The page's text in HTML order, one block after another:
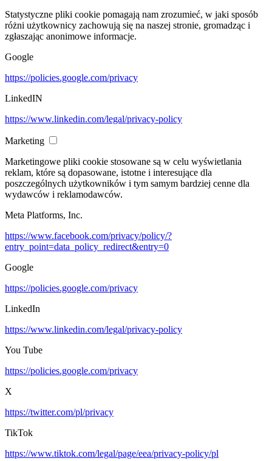
Statystyczne pliki cookie pomagają nam zrozumieć, w jaki sposób
różni użytkownicy zachowują się na naszej stronie, gromadząc i
zgłaszając anonimowe informacje.
Google
https://policies.google.com/privacy
LinkedIN
https://www.linkedin.com/legal/privacy-policy
Marketing
Marketingowe pliki cookie stosowane są w celu wyświetlania
reklam, które są dopasowane, istotne i interesujące dla
poszczególnych użytkowników i tym samym bardziej cenne dla
wydawców i reklamodawców.
Meta Platforms, Inc.
https://www.facebook.com/privacy/policy/?
entry_point=data_policy_redirect&entry=0
Google
https://policies.google.com/privacy
LinkedIn
https://www.linkedin.com/legal/privacy-policy
You Tube
https://policies.google.com/privacy
X
https://twitter.com/pl/privacy
TikTok
https://www.tiktok.com/legal/page/eea/privacy-policy/pl